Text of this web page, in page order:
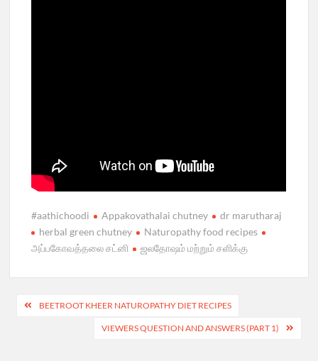
#aathichoodi Appakovathalai chutney
dr marutharaj
herbal green chutney
Naturopathy food recipes
அப்பகோவத்தலை சட்னி
ஜலதோஷம் மற்றும் சளிக்கு
Post
navigation
BEETROOT KHEER NATUROPATHY DIET RECIPES
VIEWERS QUESTION AND ANSWERS (PART 1)